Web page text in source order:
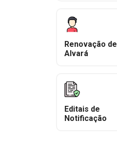
Renovação de
Alvará
Editais de
Notificação